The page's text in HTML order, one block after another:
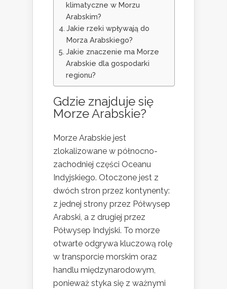
klimatyczne w Morzu
Arabskim?
Jakie rzeki wpływają do
Morza Arabskiego?
Jakie znaczenie ma Morze
Arabskie dla gospodarki
regionu?
Gdzie znajduje się
Morze Arabskie?
Morze Arabskie jest
zlokalizowane w północno-
zachodniej części Oceanu
Indyjskiego. Otoczone jest z
dwóch stron przez kontynenty:
z jednej strony przez Półwysep
Arabski, a z drugiej przez
Półwysep Indyjski. To morze
otwarte odgrywa kluczową rolę
w transporcie morskim oraz
handlu międzynarodowym,
ponieważ styka się z ważnymi